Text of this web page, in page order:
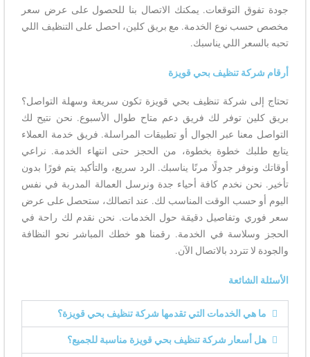
جودة تفوق التوقعات. يمكنك الاتصال بنا للحصول على عرض سعر
مخصص حسب نوع الخدمة. مع بريق كلين، احصل على التنظيف اللي
تحبه بالسعر اللي يناسبك.
أرقام شركة تنظيف بحي قويزة
تحتاج إلى شركة تنظيف بحي قويزة تكون سريعة وسهلة التواصل؟
بريق كلين توفر لك فريق دعم متاح طوال الأسبوع. نحن نتيح لك
التواصل معنا عبر الجوال أو تطبيقات المراسلة. فريق خدمة العملاء
يتابع طلبك خطوة بخطوة، من الحجز حتى انتهاء الخدمة. نراعي
أوقاتك ونوفر جدولًا مرنًا يناسبك. الرد سريع، والتأكيد يتم فورًا بدون
تأخير. نحن نخدم كافة أحياء جدة ونرسل العمالة المدربة في نفس
اليوم أو حسب الوقت المناسب لك. عند اتصالك، ستحصل على عرض
سعر فوري وتفاصيل دقيقة حول الخدمات. نحن نقدم لك راحة في
الحجز وسلاسة في الخدمة. رقمنا هو خطك المباشر نحو النظافة
والجودة لا تتردد بالاتصال الآن.
الأسئلة الشائعة
ما هي الخدمات التي تقدمها شركة تنظيف بحي قويزة؟
هل أسعار شركة تنظيف بحي قويزة مناسبة للجميع؟